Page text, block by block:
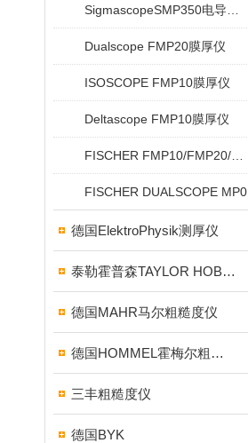
Dualscope FMP20膜厚仪
ISOSCOPE FMP10膜厚仪
Deltascope FMP10膜厚仪
FISCHER DUALSCOPE MP0
德国ElektroPhysik测厚仪
泰勒霍普森TAYLOR HOBSON粗糙度仪
德国MAHR马尔粗糙度仪
德国HOMMEL霍梅尔粗糙度仪
三丰粗糙度仪
德国BYK